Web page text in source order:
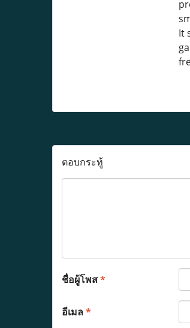
It
ตอบกระทู้
ชื่อผู้โพส*
อีเมล*